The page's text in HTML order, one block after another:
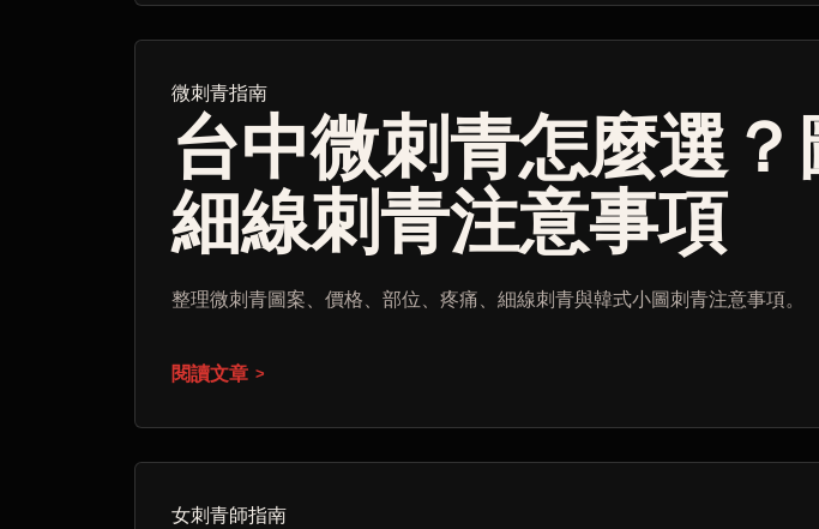
微刺青指南
台中微刺青怎麼選
細線刺青注意事項
整理微刺青圖案、價格、部位、疼痛、細線刺青與韓式小圖刺青注意事項。
閱讀文章
女刺青師指南